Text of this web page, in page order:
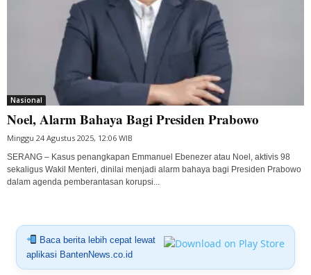
Nasional
Noel, Alarm Bahaya Bagi Presiden Prabowo
Minggu 24 Agustus 2025, 12:06 WIB
SERANG – Kasus penangkapan Emmanuel Ebenezer atau Noel, aktivis 98
sekaligus Wakil Menteri, dinilai menjadi alarm bahaya bagi Presiden Prabowo
dalam agenda pemberantasan korupsi...
Baca berita lebih cepat lewat
aplikasi BantenNews.co.id